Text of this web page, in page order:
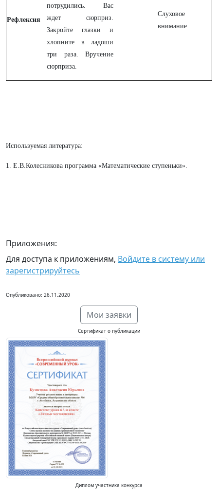
Рефлексия
потрудились. Вас
ждет сюрприз.
Закройте глазки и
хлопните в ладоши
три раза. Вручение
сюрприза.
Слуховое
внимание
Используемая литература:
1. Е.В.Колесникова программа «Математические ступеньки».
Приложения:
Для доступа к приложениям, Войдите в систему или
зарегистрируйтесь
Опубликовано: 26.11.2020
Мои заявки
Сертификат о публикации
Диплом участника конкурса